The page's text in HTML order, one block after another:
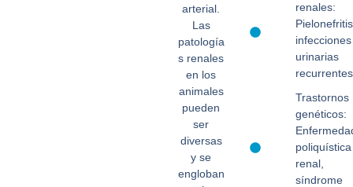
arterial.
Las
patología
s renales
en los
animales
pueden
ser
diversas
y se
engloban
renales:
infecciones
urinarias
Trastornos
genéticos:
poliquística
renal,
síndrome